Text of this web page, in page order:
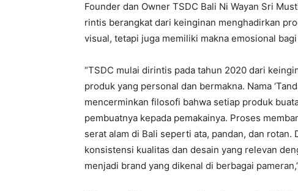
Founder dan Owner TSDC Bali Ni Wayan Sri
rintis berangkat dari keinginan menghadirkan
visual, tetapi juga memiliki makna emosional
“TSDC mulai dirintis pada tahun 2020 dari
produk yang personal dan bermakna. Nama
mencerminkan filosofi bahwa setiap produk
pembuatnya kepada pemakainya. Proses
serat alam di Bali seperti ata, pandan, dan
konsistensi kualitas dan desain yang relevan
menjadi brand yang dikenal di berbagai